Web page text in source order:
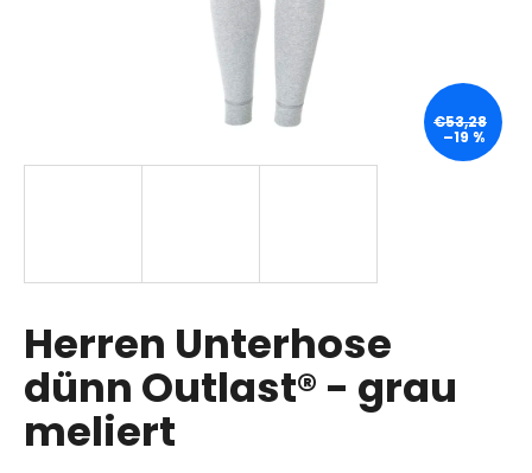
Herren Unterhose
dünn Outlast® - grau
meliert
€53,28
–19 %
SUCHEN
p
f
e
h
l
e